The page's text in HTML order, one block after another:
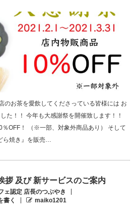
のお茶を愛飲してくださっている皆様には お
た！！ 今年も大感謝祭を開催致します！！
OFF！ （※一部、対象外商品あり） そして
ら焼き』を販売…
拶 及び 新サービスのご案内
ェ認定 店長のつぶやき
書く
maiko1201